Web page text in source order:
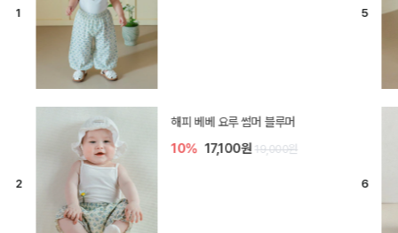
듀이 아기 바지
10% 17,100원 19,000원